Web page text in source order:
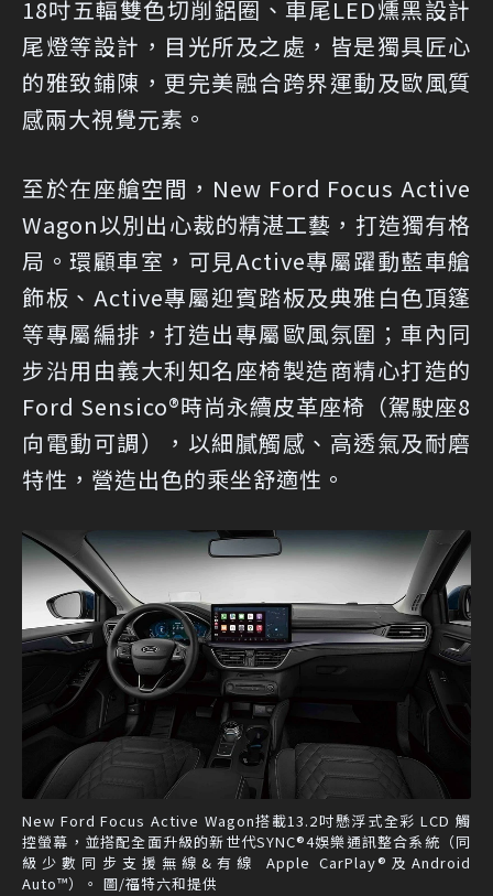
18吋五輻雙色切削鋁圈、車尾LED燻黑設計
尾燈等設計，目光所及之處，皆是獨具匠心
的雅致鋪陳，更完美融合跨界運動及歐風質
感兩大視覺元素。
至於在座艙空間，New Ford Focus Active
Wagon以別出心裁的精湛工藝，打造獨有格
局。環顧車室，可見Active專屬躍動藍車艙
飾板、Active專屬迎賓踏板及典雅白色頂篷
等專屬編排，打造出專屬歐風氛圍；車內同
步沿用由義大利知名座椅製造商精心打造的
Ford Sensico®時尚永續皮革座椅（駕駛座8
向電動可調），以細膩觸感、高透氣及耐磨
特性，營造出色的乘坐舒適性。
New Ford Focus Active Wagon搭載13.2吋懸浮式全彩 LCD 觸
控螢幕，並搭配全面升級的新世代SYNC®4娛樂通訊整合系統（同
級少數同步支援無線&有線 Apple CarPlay®及Android
Auto™）。 圖/福特六和提供